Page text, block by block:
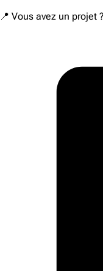
📍 Vous avez un projet